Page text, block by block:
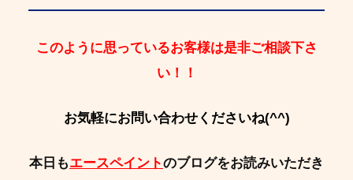
このように思っているお客様は是非ご相談下さ
い！！
お気軽にお問い合わせくださいね(^^)
本日もエースペイントのブログをお読みいただき